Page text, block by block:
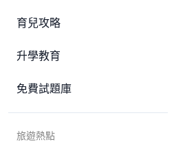
育兒攻略
升學教育
免費試題庫
旅遊熱點